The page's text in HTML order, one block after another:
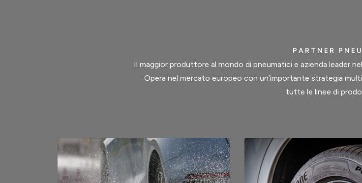
PARTNER
Il maggior produttore al mondo di pneumatici e azienda leader
Opera nel mercato europeo con un’importante strategia
tutte le linee di